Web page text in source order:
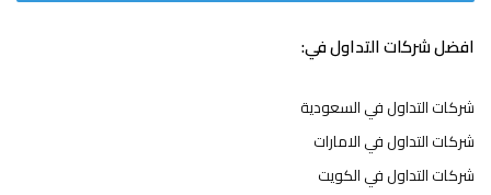
افضل شركات التداول في:
شركات التداول في السعودية
شركات التداول في الامارات
شركات التداول في الكويت